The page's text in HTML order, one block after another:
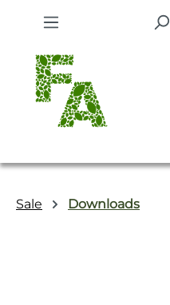
Zum Hauptinhalt springen
Sale Downloads